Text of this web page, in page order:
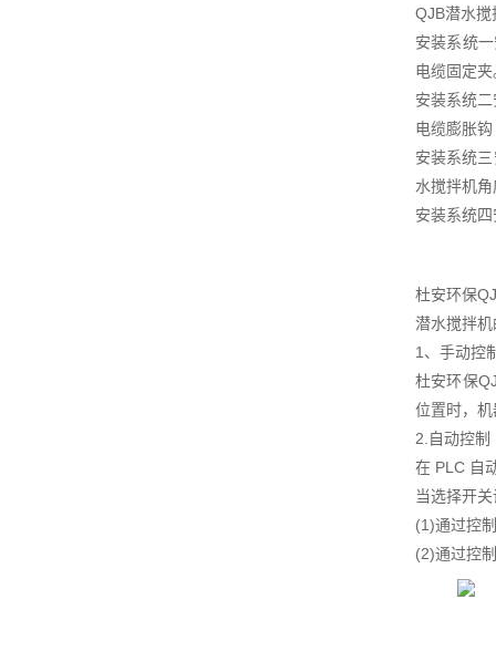
QJB潜水
安装系统
电缆固定夹
安装系统
电缆膨胀
安装系统
水搅拌机
安装系统
杜安环保
潜水搅拌
1、手动控
杜安环保
位置时，
2.自动控制
在 PLC 自
当选择开
(1)通过控
(2)通过控